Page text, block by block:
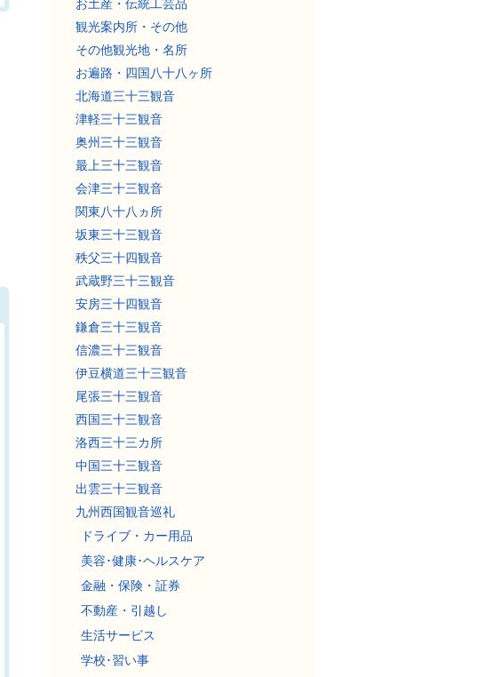
お土産・伝統工芸品
観光案内所・その他
その他観光地・名所
お遍路・四国八十八ヶ所
北海道三十三観音
津軽三十三観音
奥州三十三観音
最上三十三観音
会津三十三観音
関東八十八ヵ所
坂東三十三観音
秩父三十四観音
武蔵野三十三観音
安房三十四観音
鎌倉三十三観音
信濃三十三観音
伊豆横道三十三観音
尾張三十三観音
西国三十三観音
洛西三十三カ所
中国三十三観音
出雲三十三観音
九州西国観音巡礼
ドライブ・カー用品
美容･健康･ヘルスケア
金融・保険・証券
不動産・引越し
生活サービス
学校･習い事